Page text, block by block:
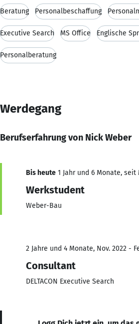
Beratung Personalbeschaffung
Executive Search MS Office Englische
Personalberatung
Werdegang
Berufserfahrung von Nick Weber
Bis heute 1 Jahr und 6 Monate, seit
Werkstudent
Weber-Bau
2 Jahre und 4 Monate, Nov. 2022 -
Consultant
DELTACON Executive Search